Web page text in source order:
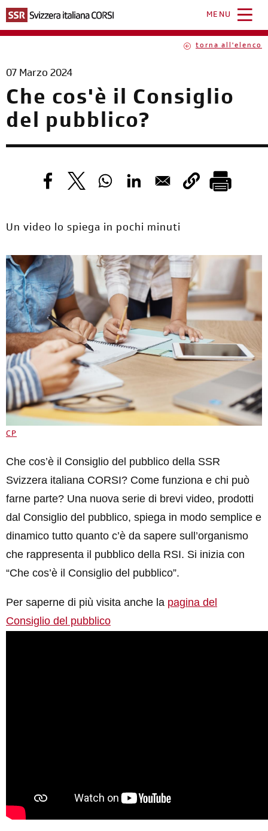
contenuto
principale
MENU
torna all'elenco
Che cos'è il Consiglio
del pubblico?
07 Marzo 2024
Un video lo spiega in pochi minuti
CP
Che cos’è il Consiglio del pubblico della SSR
Svizzera italiana CORSI? Come funziona e chi può
farne parte? Una nuova serie di brevi video, prodotti
dal Consiglio del pubblico, spiega in modo semplice e
dinamico tutto quanto c’è da sapere sull’organismo
che rappresenta il pubblico della RSI. Si inizia con
“Che cos’è il Consiglio del pubblico”.
Per saperne di più visita anche la pagina del
Consiglio del pubblico